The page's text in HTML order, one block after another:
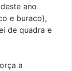
ano
e buraco),
de quadra e
a